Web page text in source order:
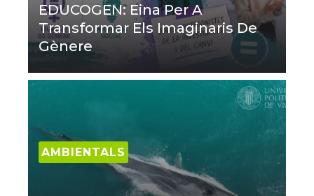
EDUCOGEN: Eina Per A
Transformar Els Imaginaris De
Gènere
AMBIENTALS